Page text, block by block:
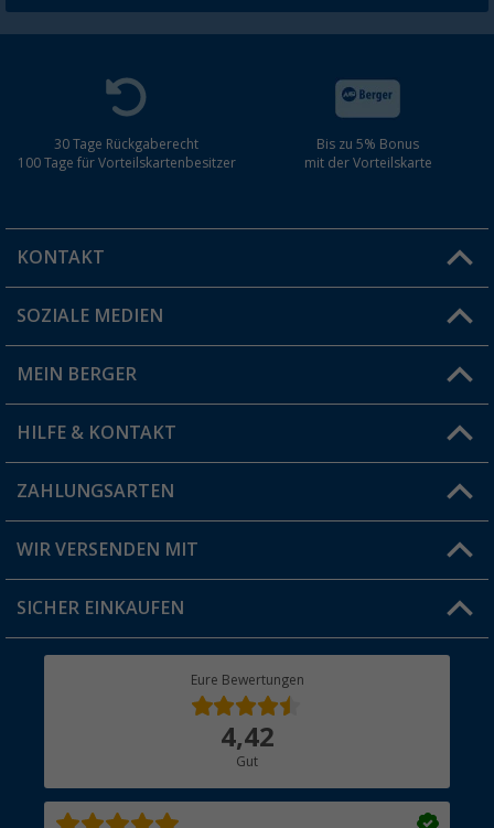
30 Tage Rückgaberecht
100 Tage für Vorteilskartenbesitzer
Bis zu 5% Bonus
mit der Vorteilskarte
KONTAKT
Du hast eine Frage?
Filiale finden
SOZIALE MEDIEN
MEIN BERGER
Vorteilskarte
Blog
Jobs & Karriere
HILFE & KONTAKT
FAQ & Kontakt
Versandinformationen
Rücksendung
ZAHLUNGSARTEN
WIR VERSENDEN MIT
SICHER EINKAUFEN
Eure Bewertungen
4,42
Gut